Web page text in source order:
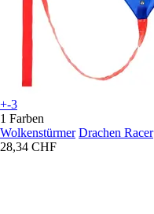
+-3
1 Farben
Wolkenstürmer Drachen Racer
28,34 CHF